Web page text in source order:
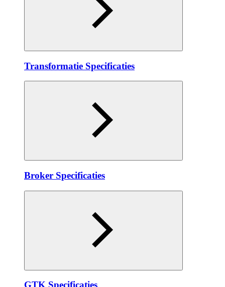
Transformatie Specificaties
Broker Specificaties